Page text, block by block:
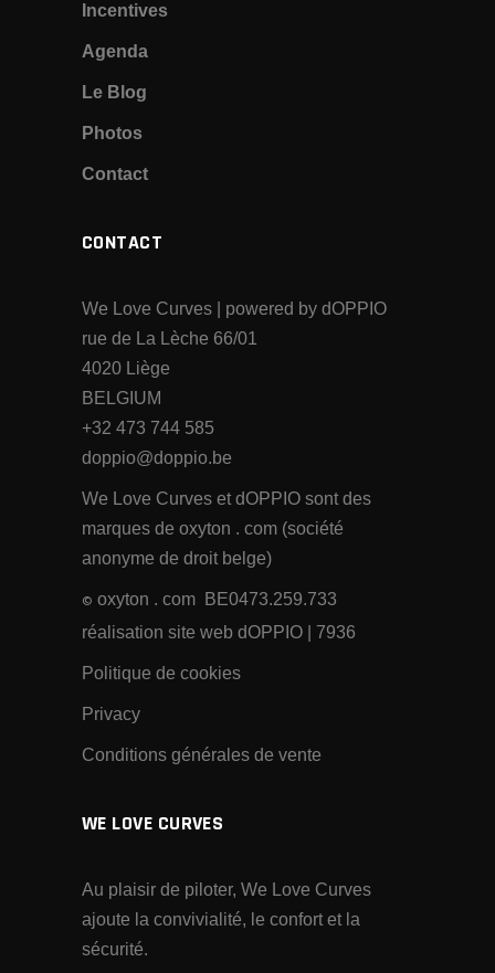
Incentives
Agenda
Le Blog
Photos
Contact
CONTACT
We Love Curves | powered by dOPPIO
rue de La Lèche 66/01
4020 Liège
BELGIUM
+32 473 744 585
doppio@doppio.be
We Love Curves et dOPPIO sont des
marques de oxyton . com (société
anonyme de droit belge)
© oxyton . com BE0473.259.733
réalisation site web dOPPIO | 7936
Politique de cookies
Privacy
Conditions générales de vente
WE LOVE CURVES
Au plaisir de piloter, We Love Curves
ajoute la convivialité, le confort et la
sécurité.